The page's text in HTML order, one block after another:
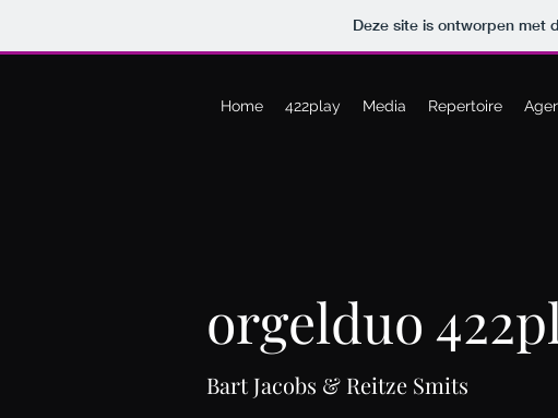
Deze site is ontworpen met
Home 422play Media Repertoire
orgelduo
Bart Jacobs & Reitze Smits